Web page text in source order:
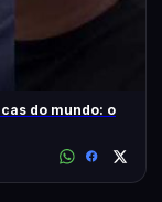
do mundo: o